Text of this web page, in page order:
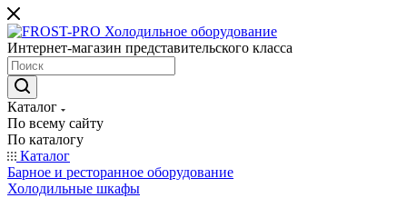
Интернет-магазин представительского класса
Каталог
По всему сайту
По каталогу
Каталог
Барное и ресторанное оборудование
Холодильные шкафы